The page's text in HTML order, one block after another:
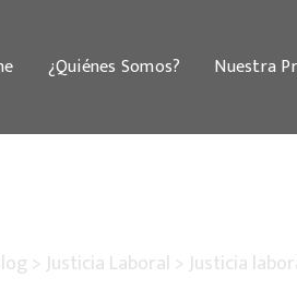
¿Quiénes Somos? Nuestra
> Justicia Laboral > Justicia